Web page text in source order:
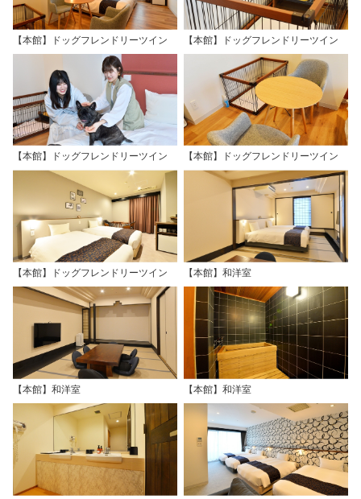
【本館】ドッグフレンドリーツイン 【本館】ドッグフレンドリーツイン
【本館】ドッグフレンドリーツイン 【本館】ドッグフレンドリーツイン
【本館】ドッグフレンドリーツイン 【本館】和洋室
【本館】和洋室 【本館】和洋室